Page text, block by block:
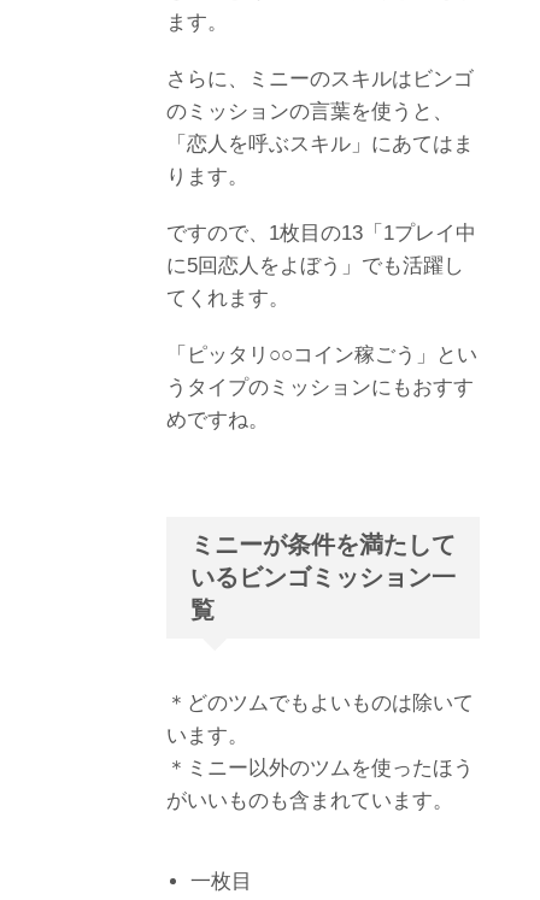
ます。
さらに、ミニーのスキルはビンゴ
のミッションの言葉を使うと、
「恋人を呼ぶスキル」にあてはま
ります。
ですので、1枚目の13「1プレイ中
に5回恋人をよぼう」でも活躍し
てくれます。
「ピッタリ○○コイン稼ごう」とい
うタイプのミッションにもおすす
めですね。
ミニーが条件を満たして
いるビンゴミッション一
覧
＊どのツムでもよいものは除いて
います。
＊ミニー以外のツムを使ったほう
がいいものも含まれています。
一枚目